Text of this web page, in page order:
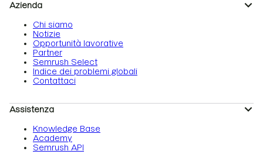
Azienda
Chi siamo
Notizie
Opportunità lavorative
Partner
Semrush Select
Indice dei problemi globali
Contattaci
Assistenza
Knowledge Base
Academy
Semrush API